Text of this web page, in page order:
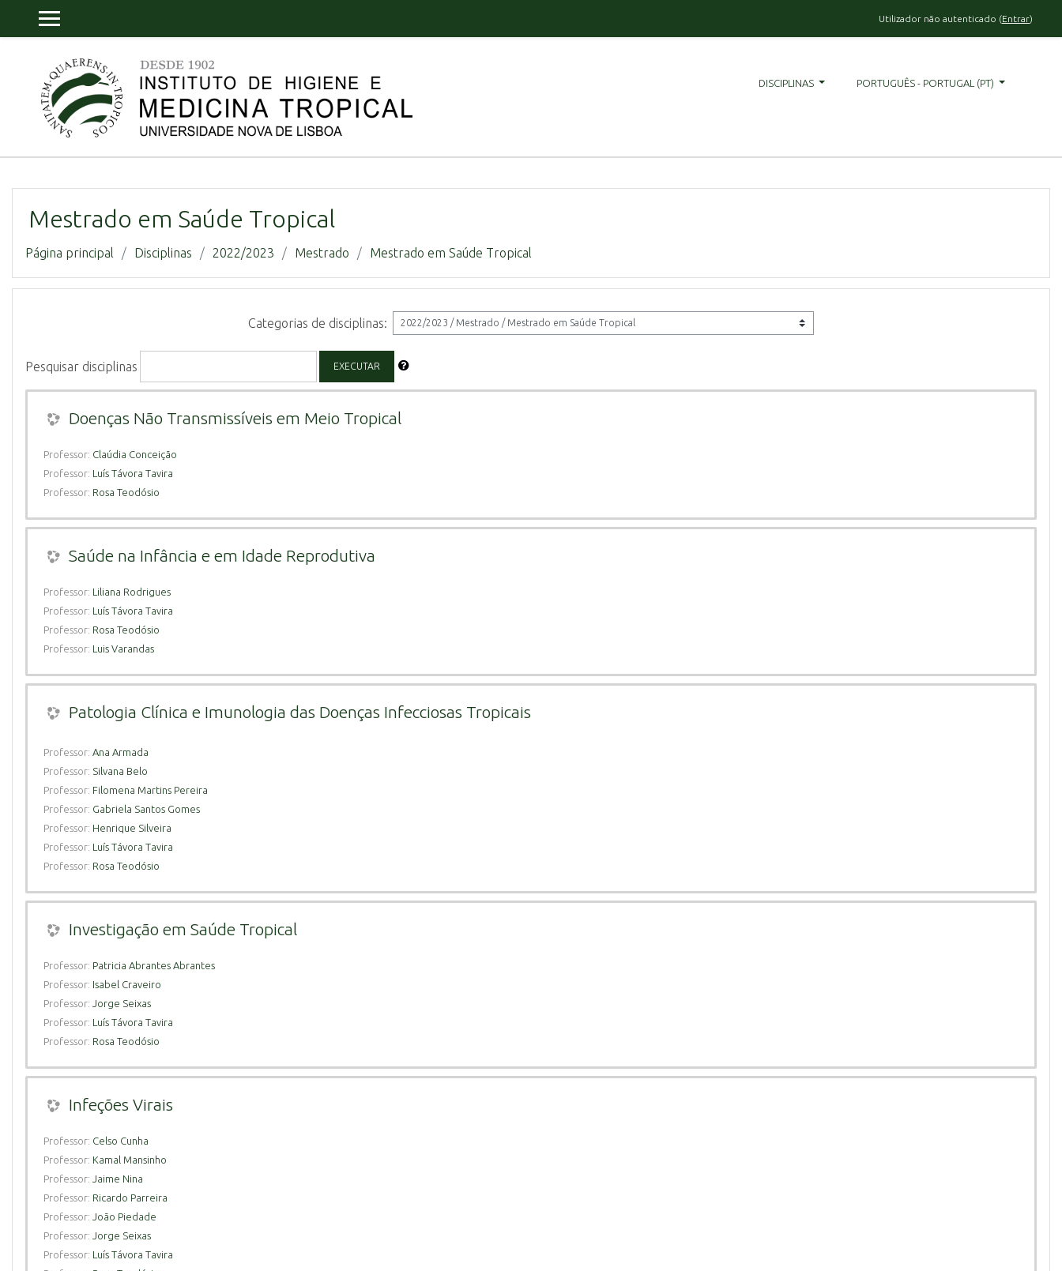
Utilizador não autenticado (Entrar)
DISCIPLINAS PORTUGUÊS - PORTUGAL ‎(PT)‎
Mestrado em Saúde Tropical
Página principal Disciplinas 2022/2023 Mestrado Mestrado em Saúde Tropical
Categorias de disciplinas:
Pesquisar disciplinas EXECUTAR
Doenças Não Transmissíveis em Meio Tropical
Professor: Claúdia Conceição
Professor: Luís Távora Tavira
Professor: Rosa Teodósio
Saúde na Infância e em Idade Reprodutiva
Professor: Liliana Rodrigues
Professor: Luís Távora Tavira
Professor: Rosa Teodósio
Professor: Luis Varandas
Patologia Clínica e Imunologia das Doenças Infecciosas Tropicais
Professor: Ana Armada
Professor: Silvana Belo
Professor: Filomena Martins Pereira
Professor: Gabriela Santos Gomes
Professor: Henrique Silveira
Professor: Luís Távora Tavira
Professor: Rosa Teodósio
Investigação em Saúde Tropical
Professor: Patricia Abrantes Abrantes
Professor: Isabel Craveiro
Professor: Jorge Seixas
Professor: Luís Távora Tavira
Professor: Rosa Teodósio
Infeções Virais
Professor: Celso Cunha
Professor: Kamal Mansinho
Professor: Jaime Nina
Professor: Ricardo Parreira
Professor: João Piedade
Professor: Jorge Seixas
Professor: Luís Távora Tavira